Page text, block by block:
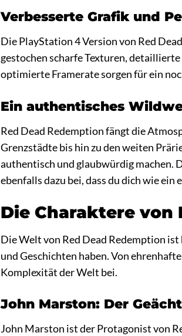
Verbesserte Grafik und
Die PlayStation 4 Version von Red
gestochen scharfe Texturen,
optimierte Framerate sorgen für ein
Ein authentisches
Red Dead Redemption fängt die
Grenzstädte bis hin zu den weiten
authentisch und glaubwürdig machen.
ebenfalls dazu bei, dass du dich wie ein
Die Charaktere von
Die Welt von Red Dead Redemption
und Geschichten haben. Von
Komplexität der Welt bei.
John Marston: Der
John Marston ist der Protagonist von